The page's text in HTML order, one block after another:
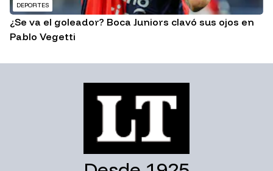
DEPORTES
¿Se va el goleador? Boca Juniors clavó sus ojos en
Pablo Vegetti